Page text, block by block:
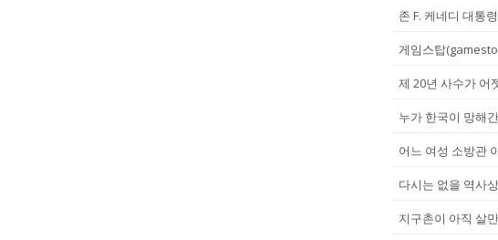
제 20년 사수가 어
누가 한국이 망해
어느 여성 소방관
지구촌이 아직 살